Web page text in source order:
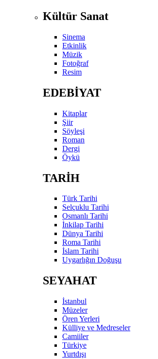
Kültür Sanat
Sinema
Etkinlik
Müzik
Fotoğraf
Resim
EDEBİYAT
Kitaplar
Şiir
Söyleşi
Roman
Dergi
Öykü
TARİH
Türk Tarihi
Selçuklu Tarihi
Osmanlı Tarihi
İnkilap Tarihi
Dünya Tarihi
Roma Tarihi
İslam Tarihi
Uygarlığın Doğuşu
SEYAHAT
İstanbul
Müzeler
Ören Yerleri
Külliye ve Medreseler
Camiiler
Türkiye
Yurtdışı